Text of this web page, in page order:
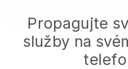
Propagujte
služby na